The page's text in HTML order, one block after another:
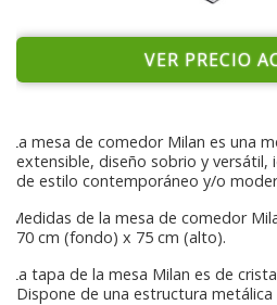
VER PRECIO
La mesa de comedor Milan es una
extensible, diseño sobrio y versátil,
de estilo contemporáneo y/o
Medidas de la mesa de comedor
70 cm (fondo) x 75 cm (alto).
La tapa de la mesa Milan es de
Dispone de una estructura metálica